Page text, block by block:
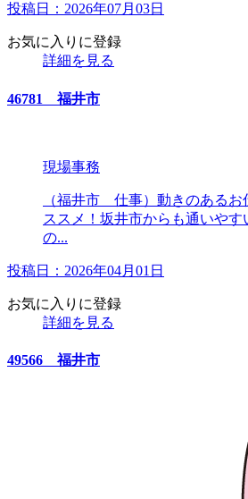
投稿日：2026年07月03日
お気に入りに登録
詳細を見る
46781 福井市
現場事務
（福井市 仕事）動きのあるお
ススメ！坂井市からも通いや
の...
投稿日：2026年04月01日
お気に入りに登録
詳細を見る
49566 福井市